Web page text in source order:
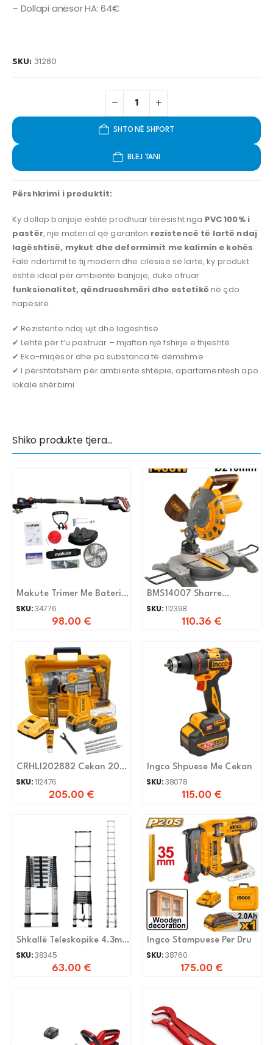
– Dollapi anësor HA: 64€
SKU: 31280
SHTO NË SHPORT
BLEJ TANI
Përshkrimi i produktit:
Ky dollap banjoje është prodhuar tërësisht nga PVC 100% i
pastër, një material që garanton rezistencë të lartë ndaj
lagështisë, mykut dhe deformimit me kalimin e kohës.
Falë ndërtimit të tij modern dhe cilësisë së lartë, ky produkt
është ideal për ambiente banjoje, duke ofruar
funksionalitet, qëndrueshmëri dhe estetikë në çdo
hapësirë.
✔ Rezistente ndaj ujit dhe lagështisë
✔ Lehtë për t’u pastruar – mjafton një fshirje e thjeshtë
✔ Eko-miqësor dhe pa substanca të dëmshme
✔ I përshtatshëm për ambiente shtëpie, apartamentesh apo
lokale shërbimi
Shiko produkte tjera...
Makute Trimer Me Bateri
CBC002
SKU:34776
98.00 €
BMS14007 Sharre
terheqese 1400W
SKU:112398
110.36 €
CRHLI202882 Cekan 20V
BL 2x Bateri 4.0Ah
SKU:112476
205.00 €
Ingco Shpuese Me Cekan
SKU:38078
115.00 €
Shkallë Teleskopike 4.3m
Lc4.3
SKU:38345
63.00 €
Ingco Stampuese Per Dru
SKU:38760
175.00 €